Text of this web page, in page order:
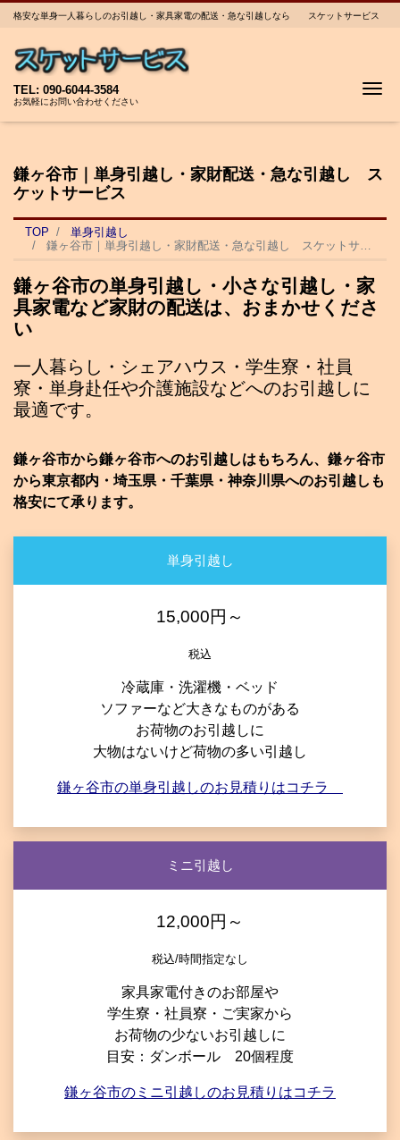
格安な単身一人暮らしのお引越し・家具家電の配送・急な引越しなら スケットサービス
TEL: 090-6044-3584
お気軽にお問い合わせください
鎌ヶ谷市｜単身引越し・家財配送・急な引越し ス
ケットサービス
TOP
単身引越し
鎌ヶ谷市｜単身引越し・家財配送・急な引越し スケットサービス
鎌ヶ谷市の単身引越し・小さな引越し・家
具家電など家財の配送は、おまかせくださ
い
一人暮らし・シェアハウス・学生寮・社員
寮・単身赴任や介護施設などへのお引越しに
最適です。
鎌ヶ谷市から鎌ヶ谷市へのお引越しはもちろん、鎌ヶ谷市
から東京都内・埼玉県・千葉県・神奈川県へのお引越しも
格安にて承ります。
単身引越し
15,000円～
税込
冷蔵庫・洗濯機・ベッド
ソファーなど大きなものがある
お荷物のお引越しに
大物はないけど荷物の多い引越し
鎌ヶ谷市の単身引越しのお見積りはコチラ
ミニ引越し
12,000円～
税込/時間指定なし
家具家電付きのお部屋や
学生寮・社員寮・ご実家から
お荷物の少ないお引越しに
目安：ダンボール 20個程度
鎌ヶ谷市のミニ引越しのお見積りはコチラ